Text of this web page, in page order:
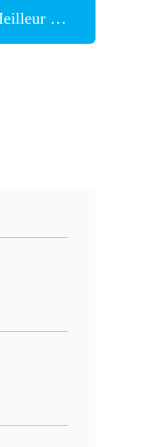
Prix